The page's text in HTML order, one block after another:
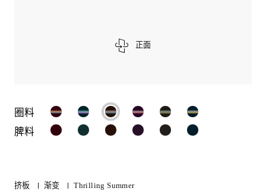
正面
圈料
脾料
挤板 渐变 Thrilling Summer